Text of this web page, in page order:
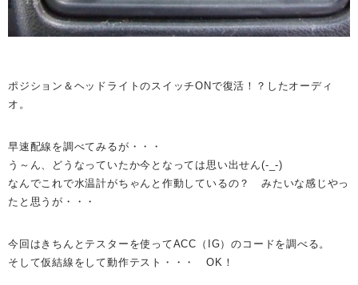
ポジション＆ヘッドライトのスイッチONで復活！？したオーディ
オ。
早速配線を調べてみるが・・・
う～ん、どうなっていたか今となっては思い出せん(-_-)
なんでこれで水温計がちゃんと作動しているの？ みたいな感じやっ
たと思うが・・・
今回はきちんとテスターを使ってACC（IG）のコードを調べる。
そして仮結線をして動作テスト・・・ OK！